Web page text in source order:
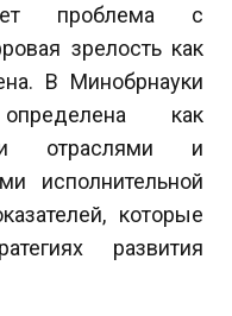
проблема с
зрелость как
В Минобрнауки
как
отраслями и
исполнительной
которые
развития